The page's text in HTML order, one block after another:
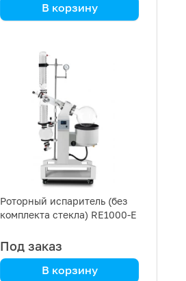
В корзину
Роторный испаритель (без
комплекта стекла) RE1000-E
Под заказ
В корзину